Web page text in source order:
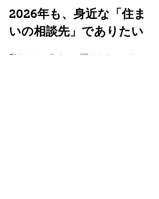
2026年も、身近な「住ま
いの相談先」でありたい
私たちは、住まいに関するすべてを一